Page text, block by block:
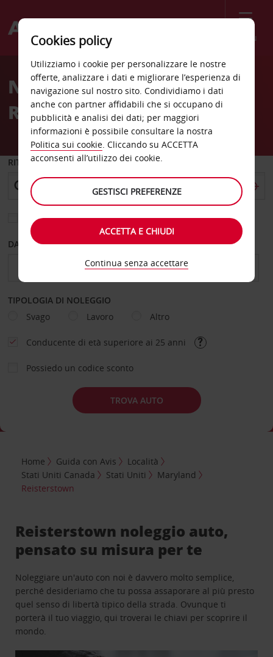
Menù
Welcome
AvisNoleggio auto
Reisterstown
RITIRO DA
Scegli una località di riconsegna diversa
DAL GIORNO AL GIORNO
TIPOLOGIA DI NOLEGGIO
Svago
Lavoro Altro
Conducente di età superiore ai 25 anni
Possiedo un codice sconto
TROVA AUTO
Home Guida con Avis
Località
Stati Uniti Canada
Stati Uniti
Maryland
Reisterstown
Reisterstown noleggio auto,
pensato su misura per te
Noleggiare un'auto con noi è davvero molto semplice,
perché desideriamo che tu possa assaporare al più presto
quel senso di libertà tipico della strada. Ovunque ti
porterà il tuo viaggio, qui troverai le chiavi per scoprire il
mondo.
Cookies policy
Utilizziamo i cookie per personalizzare le nostre
offerte, analizzare i dati e migliorare l’esperienza di
navigazione sul nostro sito. Condividiamo i dati
anche con partner affidabili che si occupano di
pubblicità e analisi dei dati; per maggiori
informazioni è possibile consultare la nostra
Politica sui cookie. Cliccando su ACCETTA
acconsenti all’utilizzo dei cookie.
GESTISCI PREFERENZE
ACCETTA E CHIUDI
Continua senza accettare